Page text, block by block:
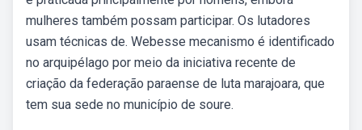
mulheres também possam participar. Os lutadores
usam técnicas de. Webesse mecanismo é identificado
no arquipélago por meio da iniciativa recente de
criação da federação paraense de luta marajoara, que
tem sua sede no município de soure.